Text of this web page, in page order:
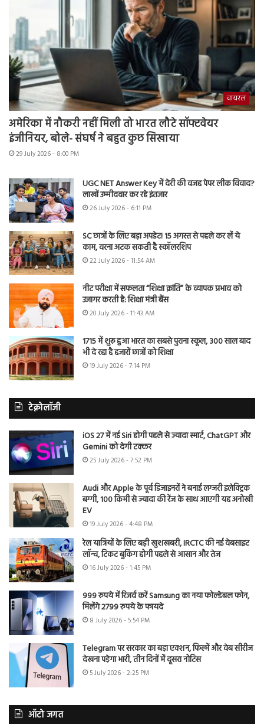
वायरल
अमेरिका में नौकरी नहीं मिली तो भारत लौटे सॉफ्टवेयर
इंजीनियर, बोले- संघर्ष ने बहुत कुछ सिखाया
29 July 2026 - 8:00 PM
UGC NET Answer Key में देरी की वजह पेपर लीक विवाद?
लाखों उम्मीदवार कर रहे इंतजार
26 July 2026 - 6:11 PM
SC छात्रों के लिए बड़ा अपडेट! 15 अगस्त से पहले कर लें ये
काम, वरना अटक सकती है स्कॉलरशिप
22 July 2026 - 11:54 AM
नीट परीक्षा में सफलता “शिक्षा क्रांति” के व्यापक प्रभाव को
उजागर करती है: शिक्षा मंत्री बैंस
20 July 2026 - 11:43 AM
1715 में शुरू हुआ भारत का सबसे पुराना स्कूल, 300 साल बाद
भी दे रहा है हजारों छात्रों को शिक्षा
19 July 2026 - 7:14 PM
टेक्नोलॉजी
iOS 27 में नई Siri होगी पहले से ज्यादा स्मार्ट, ChatGPT और
Gemini को देगी टक्कर
25 July 2026 - 7:52 PM
Audi और Apple के पूर्व डिजाइनरों ने बनाई लग्जरी इलेक्ट्रिक
बग्गी, 100 किमी से ज्यादा की रेंज के साथ आएगी यह अनोखी
EV
19 July 2026 - 4:48 PM
रेल यात्रियों के लिए बड़ी खुशखबरी, IRCTC की नई वेबसाइट
लॉन्च, टिकट बुकिंग होगी पहले से आसान और तेज
16 July 2026 - 1:45 PM
999 रुपये में रिजर्व करें Samsung का नया फोल्डेबल फोन,
मिलेंगे 2799 रुपये के फायदे
8 July 2026 - 5:54 PM
Telegram पर सरकार का बड़ा एक्शन, फिल्में और वेब सीरीज
देखना पड़ेगा भारी, तीन दिनों में दूसरा नोटिस
5 July 2026 - 2:25 PM
ऑटो जगत